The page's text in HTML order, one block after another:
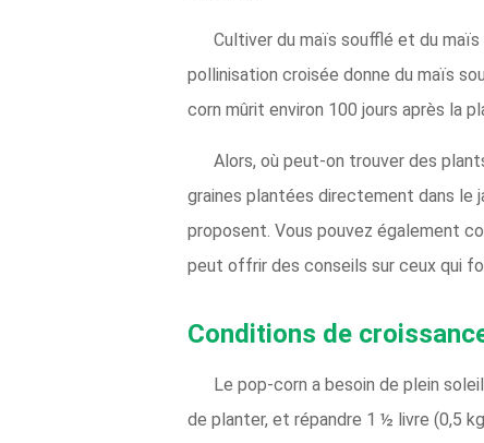
Cultiver du maïs soufflé et du
pollinisation croisée donne du maïs
corn mûrit environ 100 jours après la
Alors, où peut-on trouver des
graines plantées directement dans le
proposent. Vous pouvez également
peut offrir des conseils sur ceux qui
Conditions de
Le pop-corn a besoin de plein
de planter, et répandre 1 ½ livre (0,5